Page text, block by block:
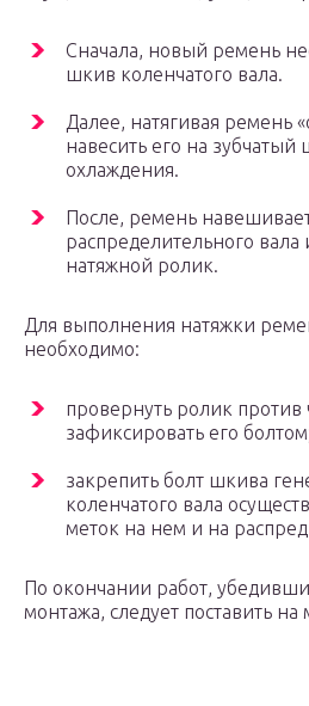
Сначала, новый ремень
шкив коленчатого вала.
Далее, натягивая ремень
навесить его на зубчатый
охлаждения.
После, ремень
распределительного вала
натяжной ролик.
Для выполнения натяжки
необходимо:
провернуть ролик против
зафиксировать его
закрепить болт шкива
коленчатого вала
меток на нем и на
По окончании работ,
монтажа, следует поставить на